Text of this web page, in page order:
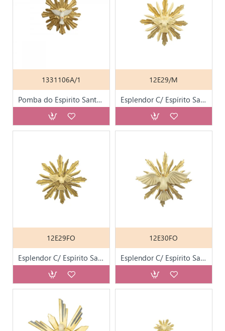
1331106A/1
Pomba do Espirito Santo Pequena
12E29/M
Esplendor C/ Espírito Santo Marfim
12E29FO
Esplendor C/ Espírito Santo Folha de Ouro
12E30FO
Esplendor C/ Espírito Santo Folha de Ouro